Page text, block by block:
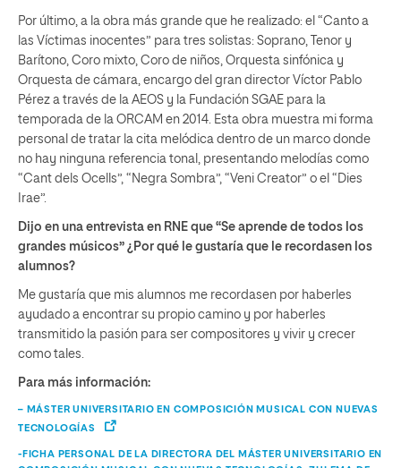
Por último, a la obra más grande que he realizado: el “Canto a
las Víctimas inocentes” para tres solistas: Soprano, Tenor y
Barítono, Coro mixto, Coro de niños, Orquesta sinfónica y
Orquesta de cámara, encargo del gran director Víctor Pablo
Pérez a través de la AEOS y la Fundación SGAE para la
temporada de la ORCAM en 2014. Esta obra muestra mi forma
personal de tratar la cita melódica dentro de un marco donde
no hay ninguna referencia tonal, presentando melodías como
“Cant dels Ocells”, “Negra Sombra”, “Veni Creator” o el “Dies
Irae”.
Dijo en una entrevista en RNE que “Se aprende de todos los
grandes músicos” ¿Por qué le gustaría que le recordasen los
alumnos?
Me gustaría que mis alumnos me recordasen por haberles
ayudado a encontrar su propio camino y por haberles
transmitido la pasión para ser compositores y vivir y crecer
como tales.
Para más información:
– MÁSTER UNIVERSITARIO EN COMPOSICIÓN MUSICAL CON NUEVAS
TECNOLOGÍAS
-FICHA PERSONAL DE LA DIRECTORA DEL MÁSTER UNIVERSITARIO EN